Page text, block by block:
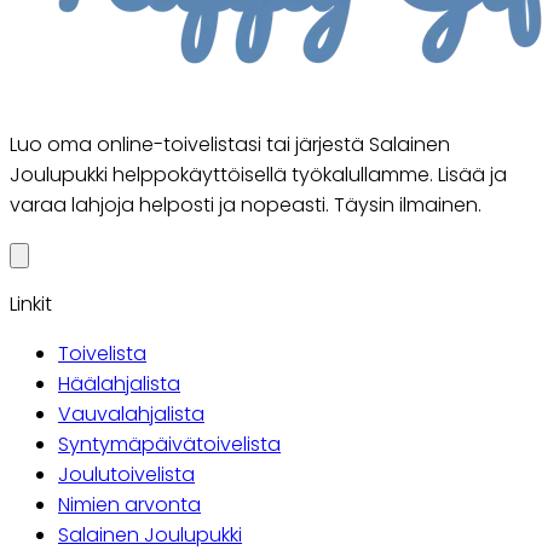
Luo oma online-toivelistasi tai järjestä Salainen
Joulupukki helppokäyttöisellä työkalullamme. Lisää ja
varaa lahjoja helposti ja nopeasti. Täysin ilmainen.
Linkit
Toivelista
Häälahjalista
Vauvalahjalista
Syntymäpäivätoivelista
Joulutoivelista
Nimien arvonta
Salainen Joulupukki